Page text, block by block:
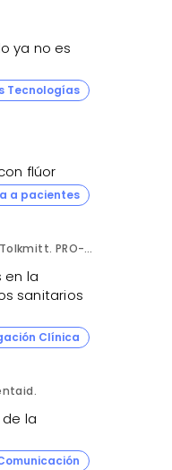
ya no es
Tecnologías
flúor
a pacientes
Raquel Marcos, Fernando Muñoz y Florian Tolkmitt. PRO-LIANCE GLOBAL SOLUTIONS GmbH.
en la
sanitarios
Clínica
la